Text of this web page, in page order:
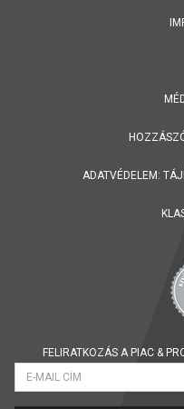
ADATVÉDELEM:
FELIRATKOZÁS A PIAC &